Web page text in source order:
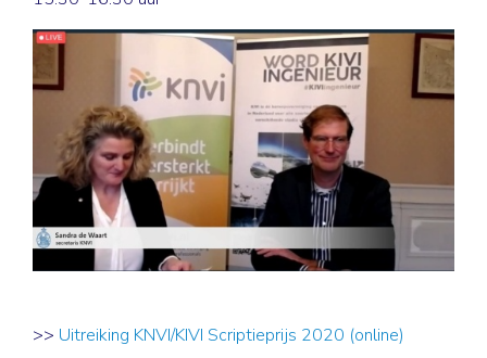
>> Uitreiking KNVI/KIVI Scriptieprijs 2020 (online)